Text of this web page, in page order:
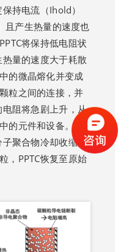
持电流（Ihold）
且产生热量的速度也
将保持低电阻状
量的速度大于耗散
的微晶熔化并变成
粒之间的连接，并
阻将急剧上升，从
的元件和设备。而
子聚合物冷却收缩至
，PPTC恢复至原始